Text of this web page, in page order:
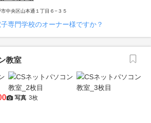
中央区山本通１丁目６−３５
専門学校のオーナー様ですか？
教室
写真 3枚